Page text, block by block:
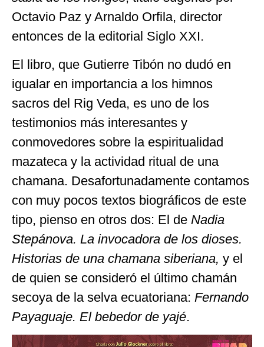
Octavio Paz y Arnaldo Orfila, director
entonces de la editorial Siglo XXI.
El libro, que Gutierre Tibón no dudó en
igualar en importancia a los himnos
sacros del Rig Veda, es uno de los
testimonios más interesantes y
conmovedores sobre la espiritualidad
mazateca y la actividad ritual de una
chamana. Desafortunadamente contamos
con muy pocos textos biográficos de este
tipo, pienso en otros dos: El de Nadia
Stepánova. La invocadora de los dioses.
Historias de una chamana siberiana, y el
de quien se consideró el último chamán
secoya de la selva ecuatoriana: Fernando
Payaguaje. El bebedor de yajé.